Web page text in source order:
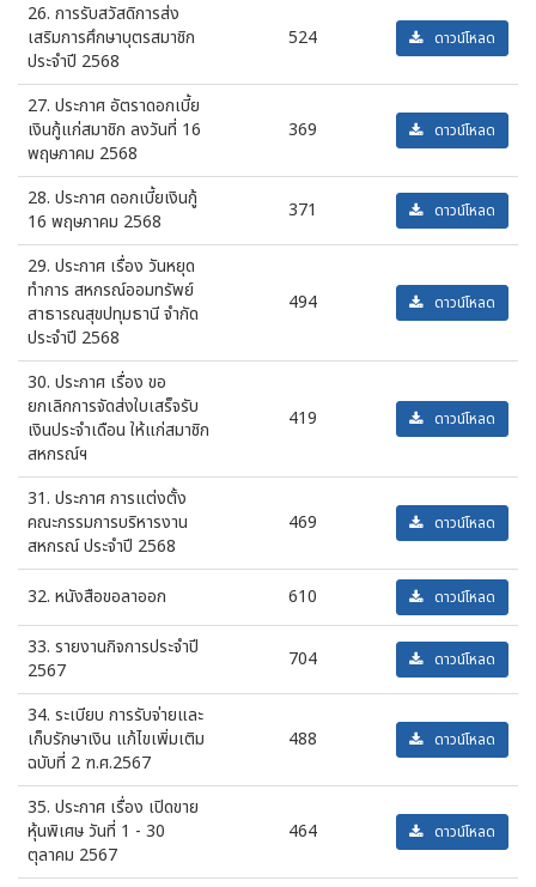
26. การรับสวัสดิการส่ง
เสริมการศึกษาบุตรสมาชิก
ประจำปี 2568
524 ดาวน์โหลด
27. ประกาศ อัตราดอกเบี้ย
เงินกู้แก่สมาชิก ลงวันที่ 16
พฤษภาคม 2568
369 ดาวน์โหลด
28. ประกาศ ดอกเบี้ยเงินกู้
16 พฤษภาคม 2568
371 ดาวน์โหลด
29. ประกาศ เรื่อง วันหยุด
ทำการ สหกรณ์ออมทรัพย์
สาธารณสุขปทุมธานี จำกัด
ประจำปี 2568
494 ดาวน์โหลด
30. ประกาศ เรื่อง ขอ
ยกเลิกการจัดส่งใบเสร็จรับ
เงินประจำเดือน ให้แก่สมาชิก
สหกรณ์ฯ
419 ดาวน์โหลด
31. ประกาศ การแต่งตั้ง
คณะกรรมการบริหารงาน
สหกรณ์ ประจำปี 2568
469 ดาวน์โหลด
32. หนังสือขอลาออก 610 ดาวน์โหลด
33. รายงานกิจการประจำปี
2567
704 ดาวน์โหลด
34. ระเบียบ การรับจ่ายและ
เก็บรักษาเงิน แก้ไขเพิ่มเติม
ฉบับที่ 2 ฑ.ศ.2567
488 ดาวน์โหลด
35. ประกาศ เรื่อง เปิดขาย
หุ้นพิเศษ วันที่ 1 - 30
ตุลาคม 2567
464 ดาวน์โหลด